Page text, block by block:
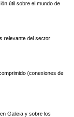
útil sobre el mundo de
relevante del sector
(conexiones de
Galicia y sobre los